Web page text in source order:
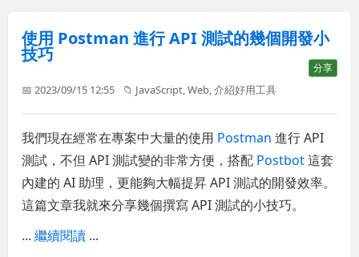
使用 Postman 進行 API 測試的幾個開發小
技巧
分享
📅 2023/09/15 12:55 📁 JavaScript,Web,介紹好用工具
我們現在經常在專案中大量的使用 Postman 進行 API
測試，不但 API 測試變的非常方便，搭配 Postbot這套
內建的 AI 助理，更能夠大幅提昇 API 測試的開發效率。
這篇文章我就來分享幾個撰寫 API 測試的小技巧。
...繼續閱讀 ...